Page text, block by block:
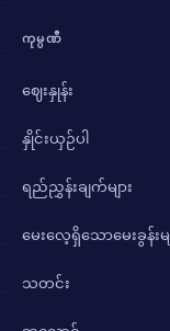
ကုမ္ပဏီ
ဈေးနှုန်း
နှိုင်းယှဉ်ပါ
ရည်ညွှန်းချက်များ
မေးလေ့ရှိသောမေးခွန်းမ
သတင်း